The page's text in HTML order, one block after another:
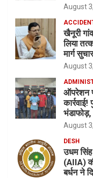
August
खैनूरी
लिया
मार्ग
August
ऑपरेशन
भंडाफोड़,
August
DESH
उधम
(AIIA)
बर्धन ने